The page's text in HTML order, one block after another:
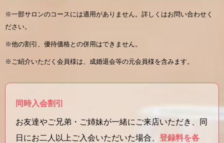
※一部サロンのコースには適用がありません。詳しくはお問い合わせく
ださい。
※他の割引、優待価格との併用はできません。
※ご紹介いただく会員様は、成婚退会等の元会員様を含みます。
同時入会割引
お友達やご兄弟・ご姉妹が一緒にご来店いただき、同
日にお二人以上ご入会いただいた場合、 登録料を各